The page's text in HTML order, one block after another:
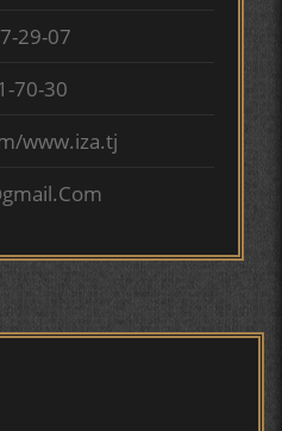
ИНСОНДӮСТ УСМОНОВА
ДАР ҒАЗАЛИЁТИ КИРОМИ
Г.Ф.
АҶАМ
29-07
70-30
www.iza.tj